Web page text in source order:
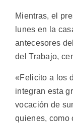
Mientras, el
lunes en la
antecesores
del Trabajo,
«Felicito a los
integran esta
vocación de
quienes, como